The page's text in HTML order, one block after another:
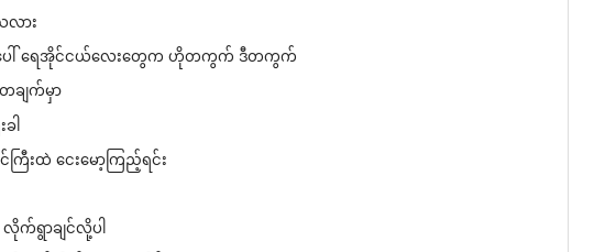
လား
ေါ် ​ရေအိုင်ငယ်​လေး​တွေက ဟိုတကွက် ဒီတကွက်
ချက်မှာ
ါ
ကြီးထဲ ​​​ငေးမော့ကြည့်ရင်း​
က်ရွာချင်လို့ပါ